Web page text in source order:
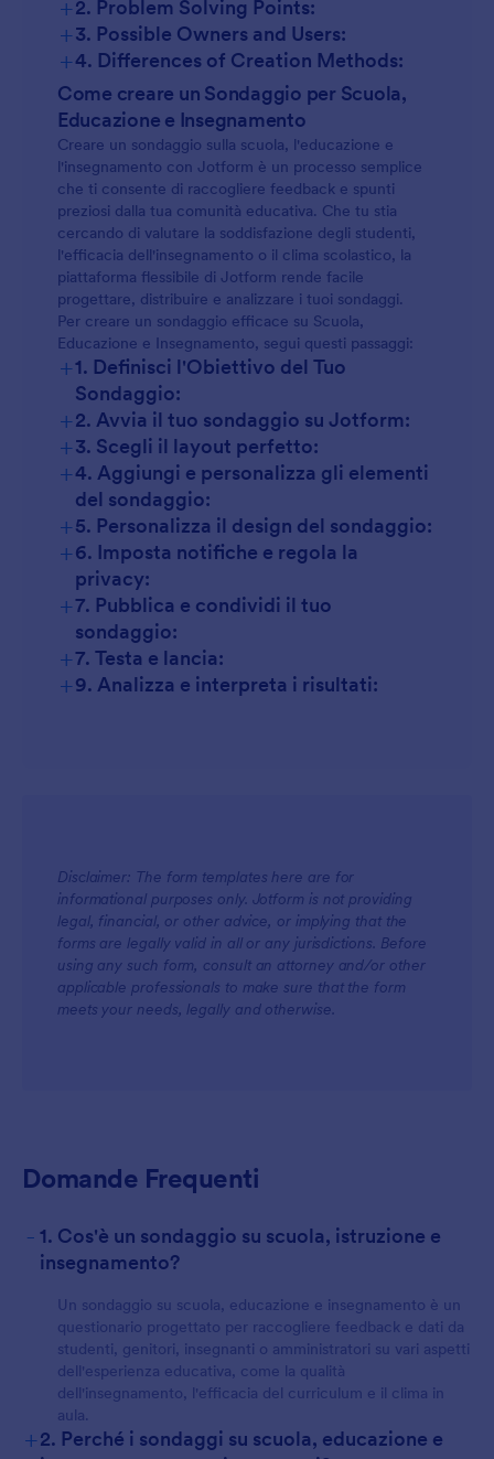
+2. Problem Solving Points:
+3. Possible Owners and Users:
+4. Differences of Creation Methods:
Come creare un Sondaggio per Scuola,
Educazione e Insegnamento
Creare un sondaggio sulla scuola, l'educazione e
l'insegnamento con Jotform è un processo semplice
che ti consente di raccogliere feedback e spunti
preziosi dalla tua comunità educativa. Che tu stia
cercando di valutare la soddisfazione degli studenti,
l'efficacia dell'insegnamento o il clima scolastico, la
piattaforma flessibile di Jotform rende facile
progettare, distribuire e analizzare i tuoi sondaggi.
Per creare un sondaggio efficace su Scuola,
Educazione e Insegnamento, segui questi passaggi:
+1. Definisci l'Obiettivo del Tuo
Sondaggio:
+2. Avvia il tuo sondaggio su Jotform:
+3. Scegli il layout perfetto:
+4. Aggiungi e personalizza gli elementi
del sondaggio:
+5. Personalizza il design del sondaggio:
+6. Imposta notifiche e regola la
privacy:
+7. Pubblica e condividi il tuo
sondaggio:
+7. Testa e lancia:
+9. Analizza e interpreta i risultati:
Disclaimer: The form templates here are for
informational purposes only. Jotform is not providing
legal, financial, or other advice, or implying that the
forms are legally valid in all or any jurisdictions. Before
using any such form, consult an attorney and/or other
applicable professionals to make sure that the form
meets your needs, legally and otherwise.
Domande Frequenti
- 1. Cos'è un sondaggio su scuola, istruzione e
insegnamento?
Un sondaggio su scuola, educazione e insegnamento è un
questionario progettato per raccogliere feedback e dati da
studenti, genitori, insegnanti o amministratori su vari aspetti
dell'esperienza educativa, come la qualità
dell'insegnamento, l'efficacia del curriculum e il clima in
aula.
+2. Perché i sondaggi su scuola, educazione e